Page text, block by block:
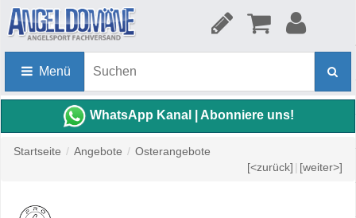
Menü
WhatsApp Kanal | Abonniere uns!
Startseite / Angebote / Osterangebote
[<zurück] | [weiter>]